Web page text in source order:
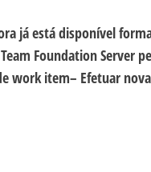
já está disponível
Foundation Server
work item– Efetuar